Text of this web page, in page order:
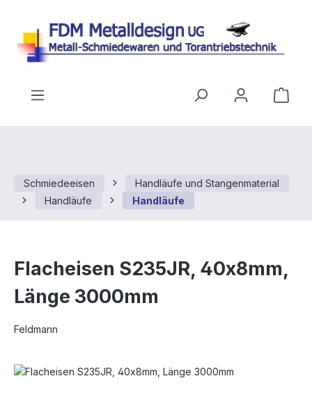
Schmiedeeisen
Handläufe und Stangenmaterial
Handläufe
Handläufe
Flacheisen S235JR, 40x8mm,
Länge 3000mm
Feldmann
Bildergalerie überspringen